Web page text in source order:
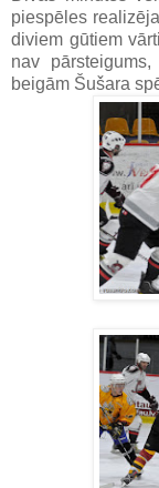
piespēles realizēja
diviem gūtiem
nav
beigām Šušara